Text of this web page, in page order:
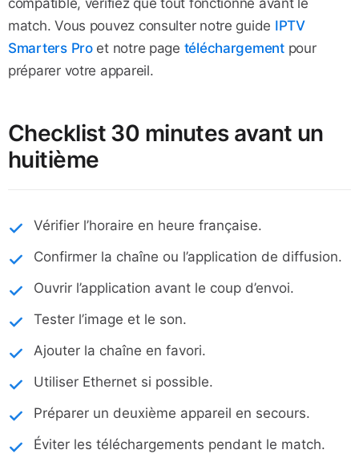
match. Vous pouvez consulter notre guide IPTV
Smarters Proet notre page téléchargementpour
préparer votre appareil.
Checklist 30 minutes avant un
huitième
Vérifier l’horaire en heure française.
Confirmer la chaîne ou l’application de diffusion.
Ouvrir l’application avant le coup d’envoi.
Tester l’image et le son.
Ajouter la chaîne en favori.
Utiliser Ethernet si possible.
Préparer un deuxième appareil en secours.
Éviter les téléchargements pendant le match.